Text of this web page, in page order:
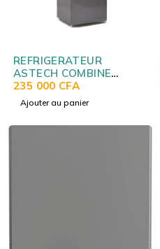
REFRIGERATEUR
ASTECH COMBINE
4TIROIRS AVEC
FONTAINE SILVER
FC298FOSG
235 000 CFA
Ajouter au panier